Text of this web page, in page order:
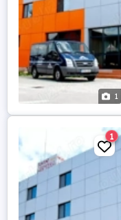
1
1